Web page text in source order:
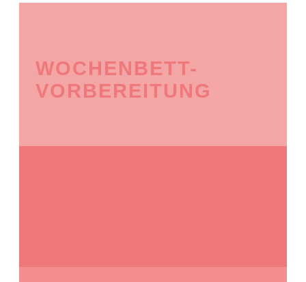
WOCHENBETT-
VORBEREITUNG